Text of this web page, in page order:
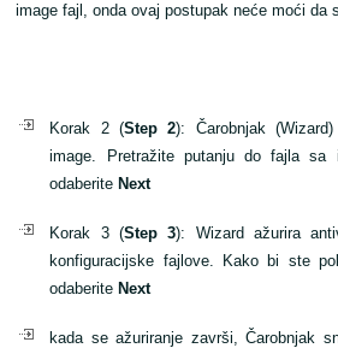
image fajl, onda ovaj postupak neće moći da
Korak 2 (Step 2): Čarobnjak
image. Pretražite putanju do fajla sa
odaberite Next
Korak 3 (Step 3): Wizard ažurira
konfiguracijske fajlove. Kako bi ste
odaberite Next
kada se ažuriranje završi, Čarobnjak